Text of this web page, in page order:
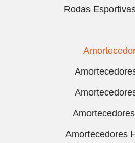
Rodas
Amortecedores